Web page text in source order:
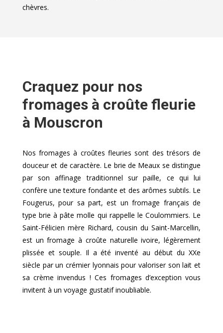
chèvres.
Craquez pour nos
fromages à croûte fleurie
à Mouscron
Nos fromages à croûtes fleuries sont des trésors de
douceur et de caractère. Le brie de Meaux se distingue
par son affinage traditionnel sur paille, ce qui lui
confère une texture fondante et des arômes subtils. Le
Fougerus, pour sa part, est un fromage français de
type brie à pâte molle qui rappelle le Coulommiers. Le
Saint-Félicien mère Richard, cousin du Saint-Marcellin,
est un fromage à croûte naturelle ivoire, légèrement
plissée et souple. Il a été inventé au début du XXe
siècle par un crémier lyonnais pour valoriser son lait et
sa crème invendus ! Ces fromages d’exception vous
invitent à un voyage gustatif inoubliable.